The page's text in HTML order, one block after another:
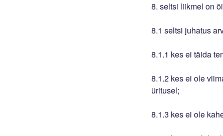
8. seltsi liikmel on
8.1 seltsi juhatus
8.1.1 kes ei täida
8.1.2 kes ei ole
üritusel;
8.1.3 kes ei ole